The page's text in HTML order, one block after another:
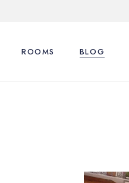
ROOMS BLOG
Post